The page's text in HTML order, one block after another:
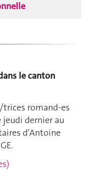
le canton
trices romand-es
jeudi dernier au
d'Antoine